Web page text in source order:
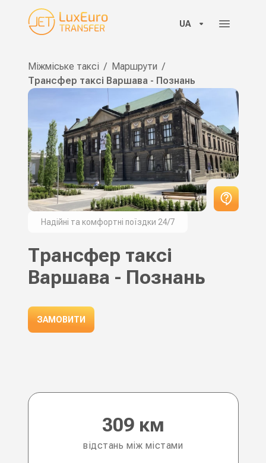
UA
Міжміське таксі / Маршрути /
Трансфер таксі Варшава - Познань
Надійні та комфортні поїздки 24/7
Трансфер таксі
Варшава - Познань
ЗАМОВИТИ
відстань між містами
309 км